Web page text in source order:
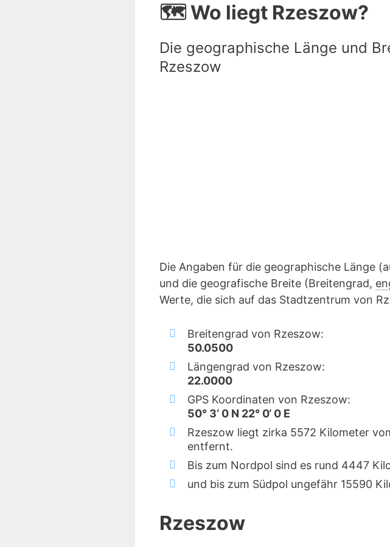
🗺️ Wo liegt Rzeszow?
Die geographische Länge und
Rzeszow
Die Angaben für die geographische Länge
und die geografische Breite (Breitengrad,
Werte, die sich auf das Stadtzentrum von
Breitengrad von Rzeszow:
50.0500
Längengrad von Rzeszow:
22.0000
GPS Koordinaten von Rzeszow:
50° 3‘ 0 N 22° 0‘ 0 E
Rzeszow liegt zirka 5572 Kilometer
entfernt.
Bis zum Nordpol sind es rund 4447
und bis zum Südpol ungefähr 15590
Rzeszow